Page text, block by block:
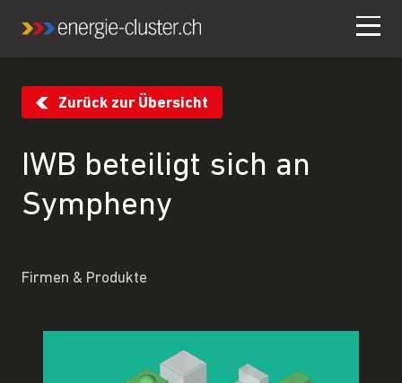
Zurück zur Übersicht
IWB beteiligt sich an
Sympheny
Firmen & Produkte